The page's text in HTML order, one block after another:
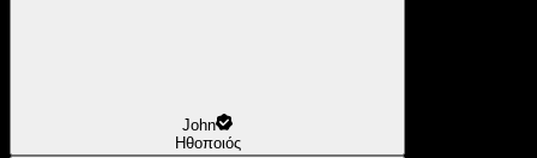
John
Ηθοποιός